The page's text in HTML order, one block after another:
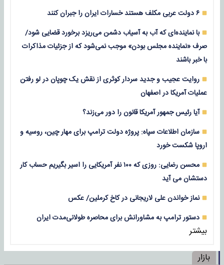
۶ دولت عربی مکلف هستند خسارات ایران را جبران کنند
با نماینده‌ای که آب به آسیاب دشمن می‌ریزد برخورد قضایی شود/
صرف «نماینده مجلس بودن» موجب نمی‌شود که از جزئیات مذاکرات
با خبر باشند
روایت عجیب و جدید سردار کوثری از نقش یک چوپان در لو رفتن
عملیات آمریکا در اصفهان
آیا رئیس جمهور آمریکا قانون را دور می‌زند؟
سازمان اطلاعات سپاه: پروژه دولت ترامپ برای مهار چین، روسیه و
اروپا شکست خورد
محسن رضایی: روزی که ۱۰۰ نفر آمریکایی را اسیر بگیریم حساب کار
دستشان می آید
نماز خواندن علی لاریجانی در کاخ کرملین/ عکس
دستور ترامپ به مشاورانش برای محاصره طولانی‌مدت ایران
بیشتر
بازار